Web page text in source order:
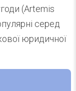
(Artemis
серед
юридичної